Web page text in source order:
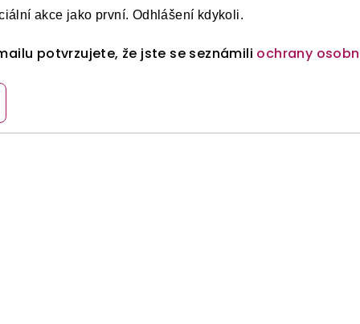
akce jako první. Odhlášení kdykoli.
potvrzujete, že jste se seznámili ochrany